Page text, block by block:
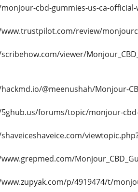
cbd-gummies-us-ca-
review/
viewer/
@meenushah/Monjour-
forums/topic/monjour-
p/4919474/t/